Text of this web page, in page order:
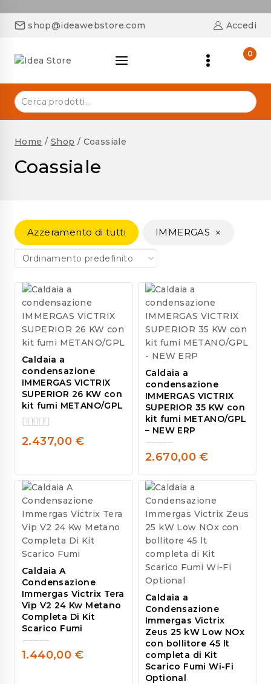
shop@ideawebstore.com Accedi
0
Home / Shop / Coassiale
Coassiale
Azzeramento di tutti IMMERGAS ×
Caldaia a
condensazione
IMMERGAS VICTRIX
SUPERIOR 26 KW con
kit fumi METANO/GPL
0
2.437,00 €
Caldaia a
condensazione
IMMERGAS VICTRIX
SUPERIOR 35 KW con
kit fumi METANO/GPL
– NEW ERP
0
out
of
5
2.670,00 €
Caldaia A
Condensazione
Immergas Victrix Tera
Vip V2 24 Kw Metano
Completa Di Kit
Scarico Fumi
0
1.440,00 €
Caldaia a
Condensazione
Immergas Victrix
Zeus 25 kW Low NOx
con bollitore 45 lt
completa di Kit
Scarico Fumi Wi-Fi
Optional